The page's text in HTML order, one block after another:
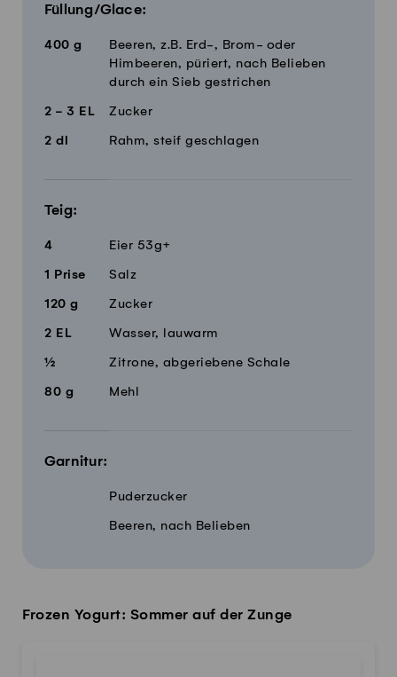
Füllung/Glace:
400 g
Beeren, z.B. Erd-, Brom- oder
Himbeeren, püriert, nach Belieben
durch ein Sieb gestrichen
2 - 3 EL Zucker
2 dl Rahm, steif geschlagen
Teig:
4 Eier 53g+
1 Prise Salz
120 g Zucker
2 EL Wasser, lauwarm
½ Zitrone, abgeriebene Schale
80 g Mehl
Garnitur:
Puderzucker
Beeren, nach Belieben
Frozen Yogurt: Sommer auf der Zunge